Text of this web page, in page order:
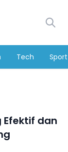
Tech Sport
Efektif dan